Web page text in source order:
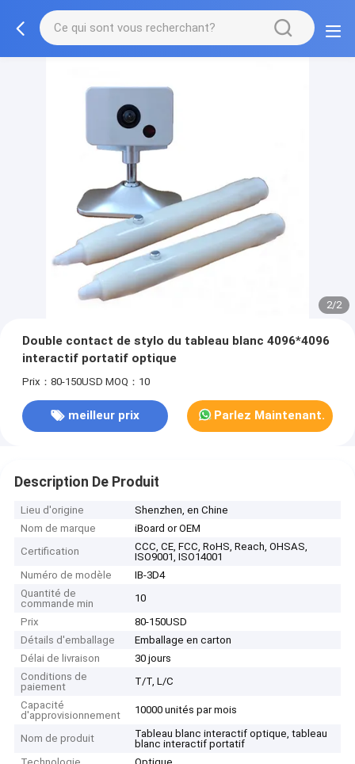
2/2
Double contact de stylo du tableau blanc 4096*4096
interactif portatif optique
Prix：80-150USD MOQ：10
meilleur prix Parlez Maintenant.
Description De Produit
Lieu d'origine
Shenzhen, en Chine
Nom de marque
iBoard or OEM
Certification
CCC, CE, FCC, RoHS, Reach, OHSAS,
ISO9001, ISO14001
Numéro de modèle
IB-3D4
Quantité de
commande min
10
Prix
80-150USD
Détails d'emballage
Emballage en carton
Délai de livraison
30 jours
Conditions de
paiement
T/T, L/C
Capacité
d'approvisionnement
10000 unités par mois
Nom de produit
Tableau blanc interactif optique, tableau
blanc interactif portatif